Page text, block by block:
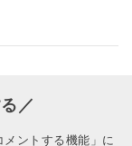
／
ントする機能」に